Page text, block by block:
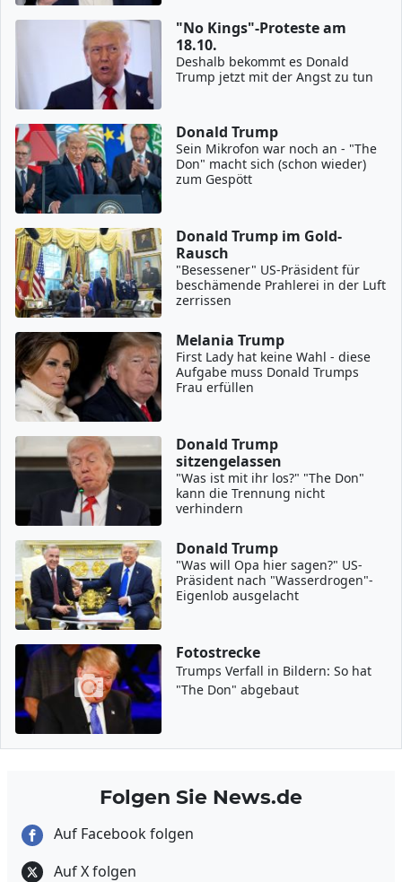
"No Kings"-Proteste am
18.10.
Deshalb bekommt es Donald
Trump jetzt mit der Angst zu tun
Donald Trump
Sein Mikrofon war noch an - "The
Don" macht sich (schon wieder)
zum Gespött
Donald Trump im Gold-
Rausch
"Besessener" US-Präsident für
beschämende Prahlerei in der Luft
zerrissen
Melania Trump
First Lady hat keine Wahl - diese
Aufgabe muss Donald Trumps
Frau erfüllen
Donald Trump
sitzengelassen
"Was ist mit ihr los?" "The Don"
kann die Trennung nicht
verhindern
Donald Trump
"Was will Opa hier sagen?" US-
Präsident nach "Wasserdrogen"-
Eigenlob ausgelacht
Fotostrecke
Trumps Verfall in Bildern: So hat
"The Don" abgebaut
Folgen Sie News.de
Auf Facebook folgen
Auf X folgen